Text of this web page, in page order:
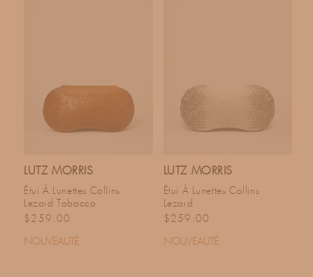
I
O
N
:
LUTZ MORRIS
Étui À Lunettes Collins
Lezard Tobacco
Prix habituel
$259.00
NOUVEAUTÉ
LUTZ MORRIS
Étui À Lunettes Collins
Lezard
Prix habituel
$259.00
NOUVEAUTÉ